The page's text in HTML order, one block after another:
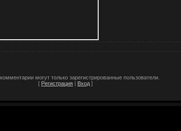
могут только зарегистрированные пользователи.
[ Регистрация | Вход ]